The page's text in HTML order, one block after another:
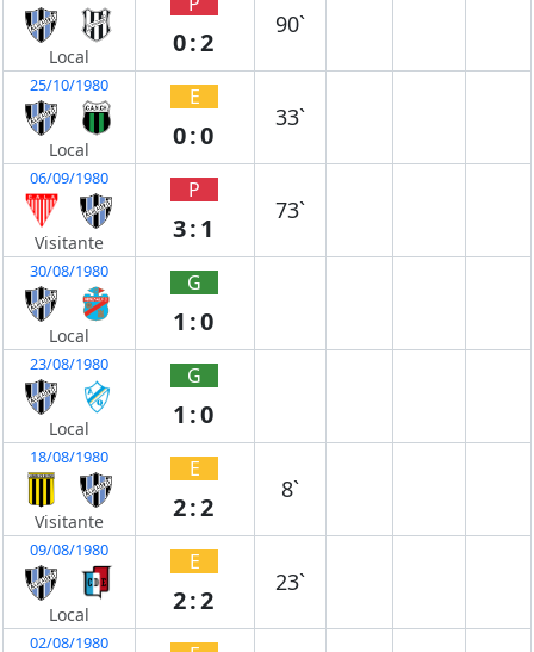
Local 0:2
90`
25/10/1980
Local
E
0:0
33`
06/09/1980
Visitante
P
3:1
73`
30/08/1980
Local
G
1:0
23/08/1980
Local
G
1:0
18/08/1980
Visitante
E
2:2
8`
09/08/1980
Local
E
2:2
23`
02/08/1980